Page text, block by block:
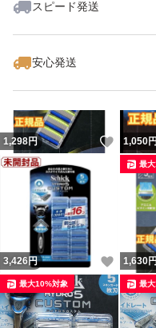
スピード発送
安心発送
1,298円 いい
1,050円
3,426 円 いい
1,630
最
最大10%対象 最